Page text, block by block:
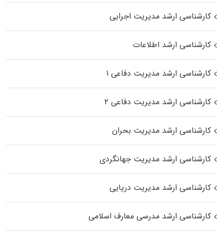
کارشناسی ارشد مدیریت اجرایی
کارشناسی ارشد اطلاعات
کارشناسی ارشد مدیریت دفاعی ۱
کارشناسی ارشد مدیریت دفاعی ۲
کارشناسی ارشد مدیریت بحران
کارشناسی ارشد مدیریت جهانگردی
کارشناسی ارشد مدیریت دریایی
کارشناسی ارشد مدرسی معارف اسلامی